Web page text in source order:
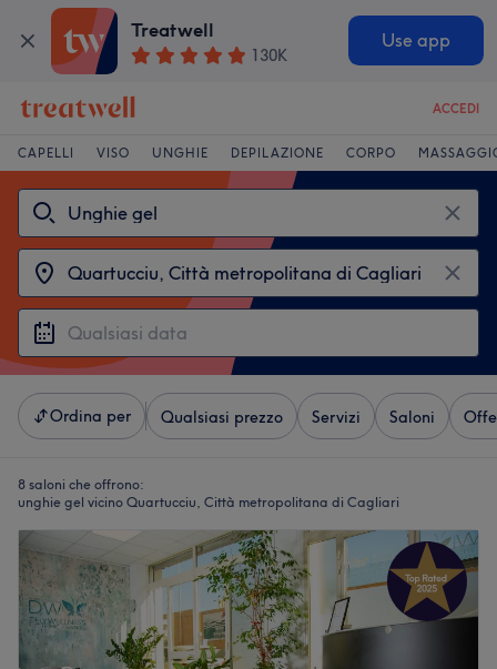
Treatwell
130K
Use app
ACCEDI
CAPELLI VISO UNGHIE DEPILAZIONE CORPO
Ordina per Qualsiasi prezzo Servizi Saloni
8 saloni che offrono:
unghie gel vicino Quartucciu, Città metropolitana di Cagliari